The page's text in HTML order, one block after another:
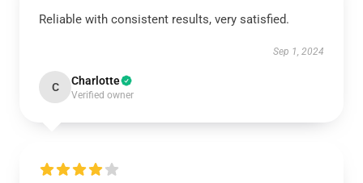
Reliable with consistent results, very satisfied.
Sep 1, 2024
C Charlotte
Verified owner